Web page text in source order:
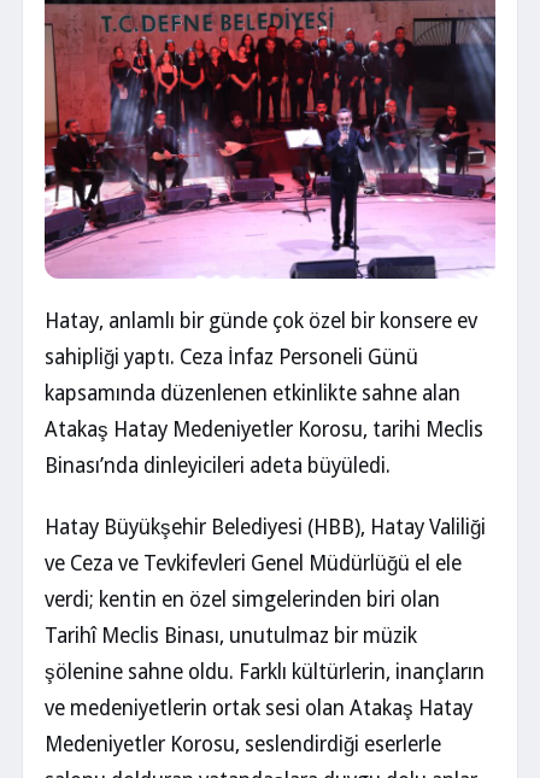
Hatay, anlamlı bir günde çok özel bir konsere ev
sahipliği yaptı. Ceza İnfaz Personeli Günü
kapsamında düzenlenen etkinlikte sahne alan
Atakaş Hatay Medeniyetler Korosu, tarihi Meclis
Binası’nda dinleyicileri adeta büyüledi.
Hatay Büyükşehir Belediyesi (HBB), Hatay Valiliği
ve Ceza ve Tevkifevleri Genel Müdürlüğü el ele
verdi; kentin en özel simgelerinden biri olan
Tarihî Meclis Binası, unutulmaz bir müzik
şölenine sahne oldu. Farklı kültürlerin, inançların
ve medeniyetlerin ortak sesi olan Atakaş Hatay
Medeniyetler Korosu, seslendirdiği eserlerle